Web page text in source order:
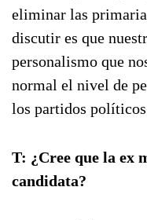
eliminar las
discutir es que
personalismo que
normal el nivel de
los partidos políticos
T: ¿Cree que la ex
candidata?